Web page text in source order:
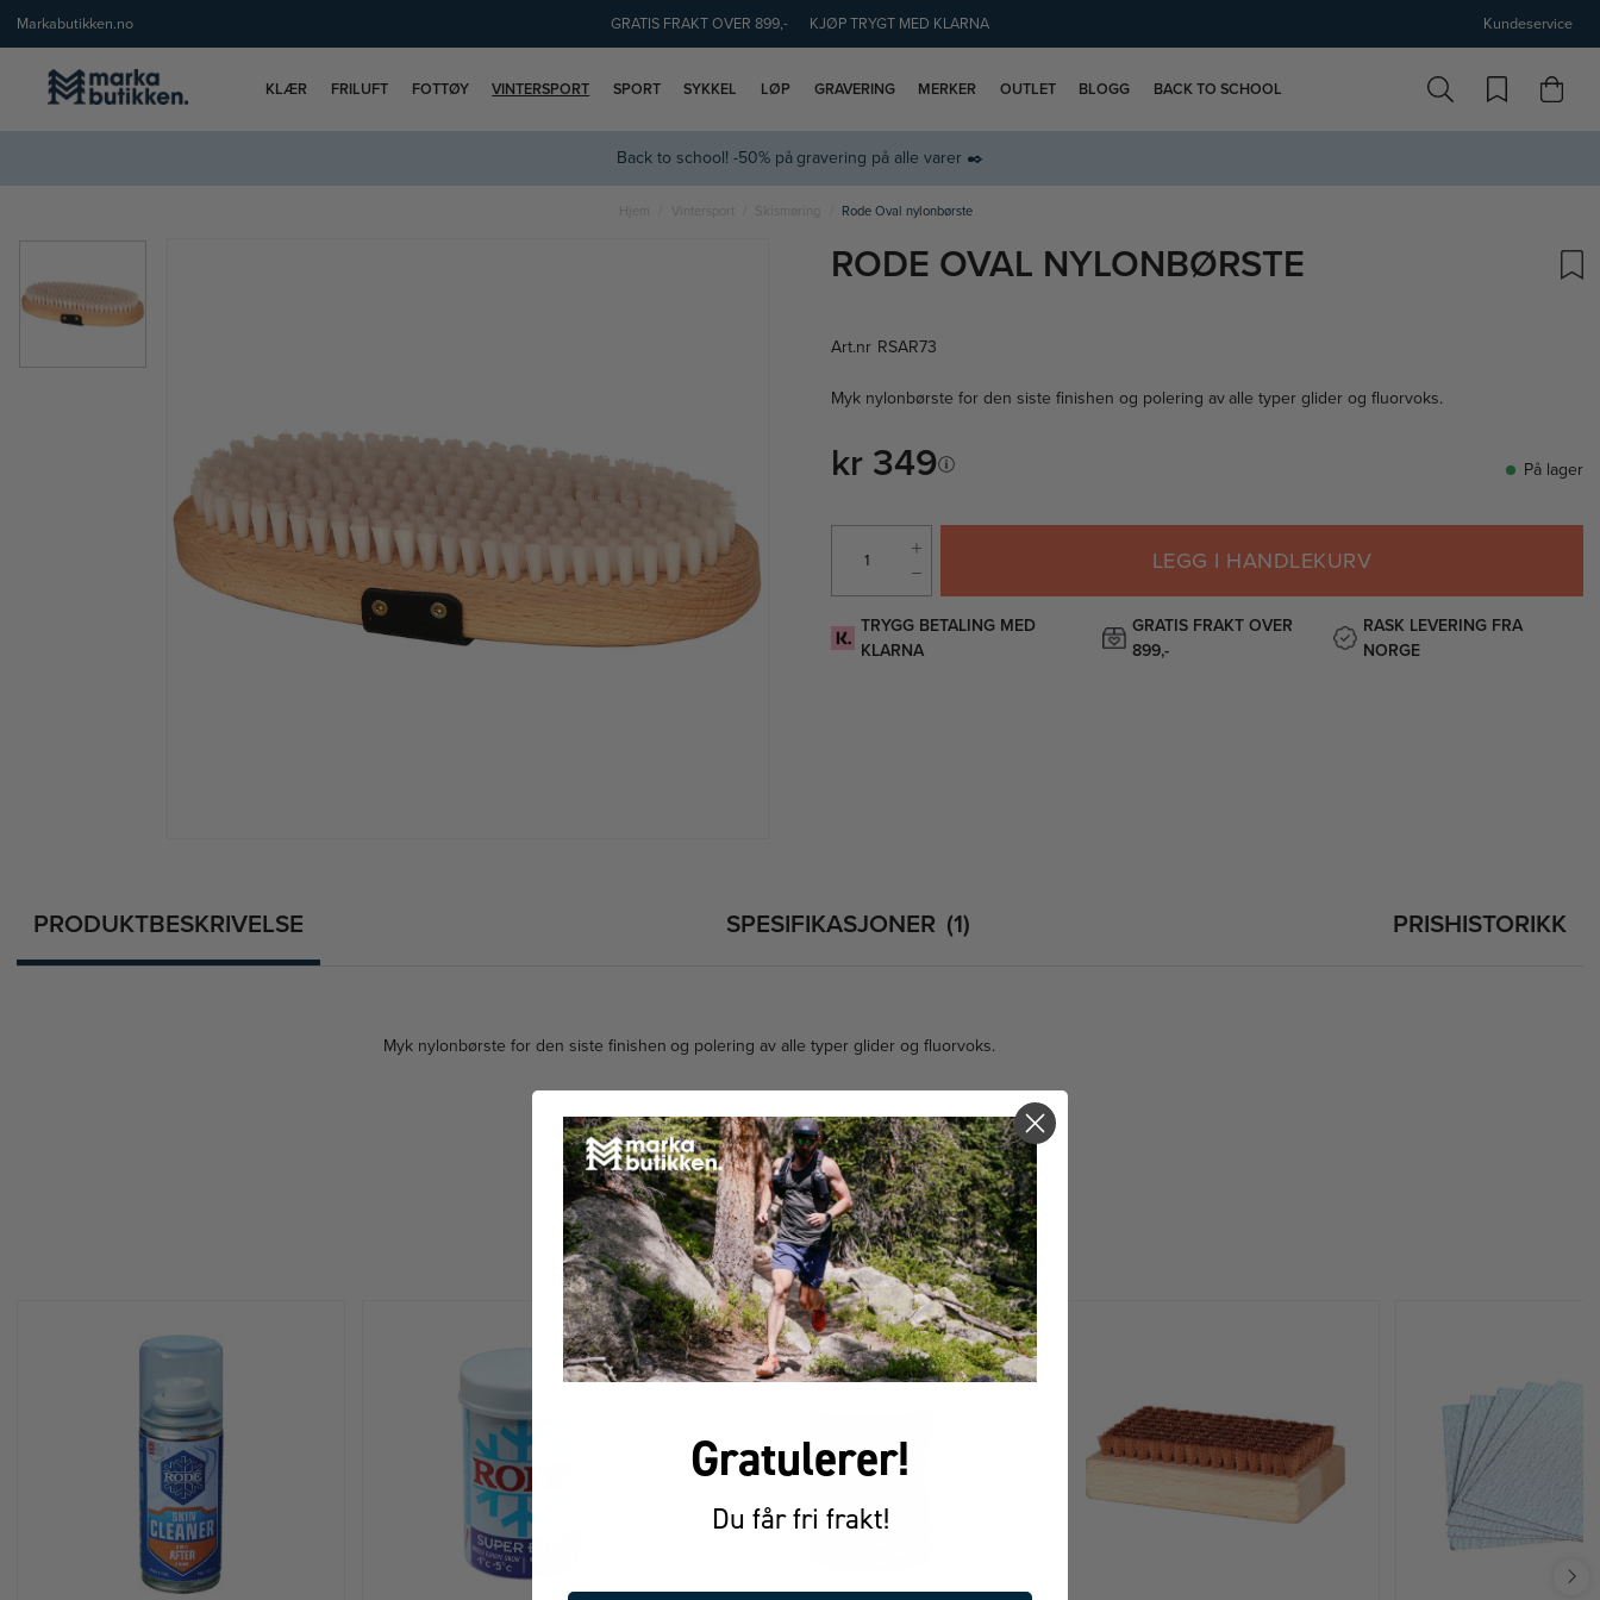
Markabutikken.no GRATIS FRAKT OVER 899,- KJØP TRYGT MED KLARNA Kundeservice
KLÆR FRILUFT FOTTØY VINTERSPORT SPORT SYKKEL LØP GRAVERING MERKER OUTLET BLOGG BACK TO SCHOOL
Back to school! -50% på gravering på alle varer ✒️
Hjem Vintersport Skismøring Rode Oval nylonbørste
RODE OVAL NYLONBØRSTE
Art.nr RSAR73
Myk nylonbørste for den siste finishen og polering av alle typer glider og fluorvoks.
kr 349 På lager
LEGG I HANDLEKURV
TRYGG BETALING MED
KLARNA
GRATIS FRAKT OVER
899,-
RASK LEVERING FRA
NORGE
PRODUKTBESKRIVELSE SPESIFIKASJONER 1 PRISHISTORIKK
Myk nylonbørste for den siste finishen og polering av alle typer glider og fluorvoks.
FÅR VI FORESLÅ
ANDRE KJØPTE DETTE
Gratulerer!
Du får fri frakt!